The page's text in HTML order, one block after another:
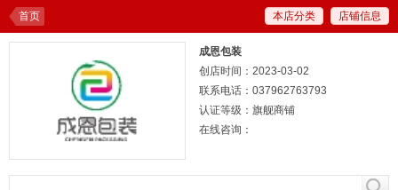
首页 店铺信息
本店分类
成恩包装
创店时间：2023-03-02
联系电话：037962763793
认证等级：旗舰商铺
在线咨询：